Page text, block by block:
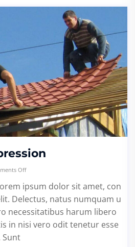
Off
ipsum dolor sit amet, con
Delectus, natus numquam u
necessitatibus harum libero
in nisi vero odit tenetur esse
Sunt